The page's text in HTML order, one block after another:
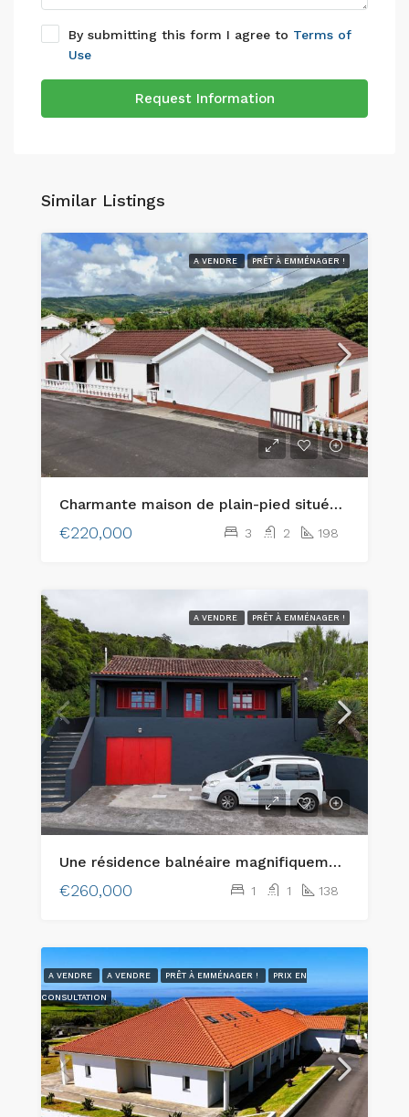
By submitting this form I agree to Terms of
Use
Request Information
Similar Listings
A VENDRE PRÊT À EMMÉNAGER !
Charmante maison de plain-pied située dans le pittoresque quartier de Flamengos, à Horta
€220,000 3 2 198
A VENDRE PRÊT À EMMÉNAGER !
Une résidence balnéaire magnifiquement restaurée sur l’île de Faial, aux Açores !
€260,000 1 1 138
A VENDRE A VENDRE PRÊT À EMMÉNAGER ! PRIX EN
CONSULTATION